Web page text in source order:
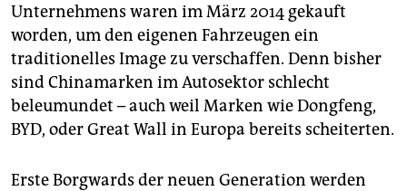
Unternehmens waren im März 2014 gekauft
worden, um den eigenen Fahrzeugen ein
traditionelles Image zu verschaffen. Denn bisher
sind Chinamarken im Autosektor schlecht
beleumundet – auch weil Marken wie Dongfeng,
BYD, oder Great Wall in Europa bereits scheiterten.
Erste Borgwards der neuen Generation werden